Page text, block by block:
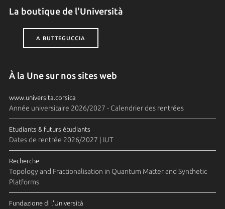
La boutique de l'Università
A BUTTEGUCCIA
À la Une sur nos sites web
www.universita.corsica
Année universitaire 2026/2027 - Calendrier des rentrées
Etudiants & futurs étudiants
Dates de rentrée 2026/2027 | IUT
Recherche
Topology and Fractionalisation in Quantum Matter and Synthetic
Platforms
Fundazione di l'Università